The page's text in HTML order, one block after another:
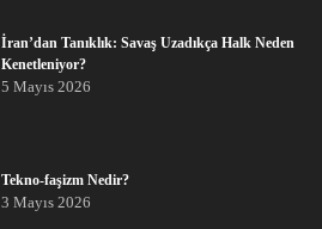
İran’dan Tanıklık: Savaş Uzadıkça Halk Neden
Kenetleniyor?
5 Mayıs 2026
Tekno-faşizm Nedir?
3 Mayıs 2026